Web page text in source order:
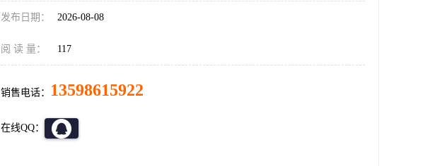
发布日期： 2026-08-08
阅 读 量： 117
销售电话： 13598615922
在线QQ：